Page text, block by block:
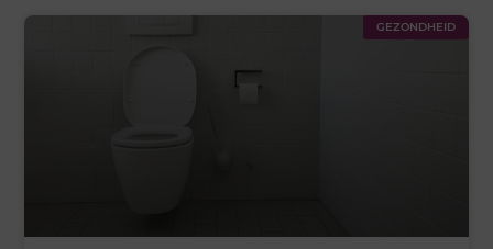
GEZONDHEID